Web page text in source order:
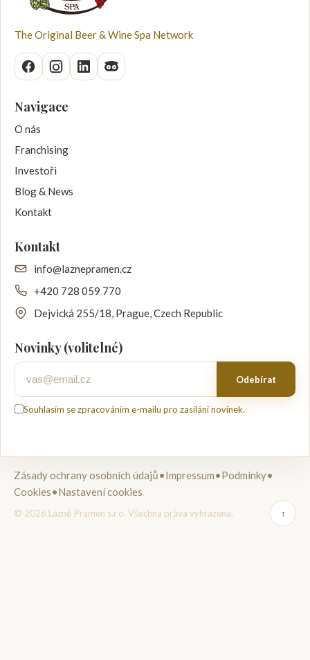
The Original Beer & Wine Spa Network
Navigace
O nás
Franchising
Investoři
Blog & News
Kontakt
Kontakt
info@laznepramen.cz
+420 728 059 770
Dejvická 255/18, Prague, Czech Republic
Novinky (volitelné)
Váš e-mail
Odebírat
Souhlasím se zpracováním e-mailu pro zasílání novinek.
Zásady ochrany osobních údajů•Impressum•Podmínky•
Cookies•Nastavení cookies
© 2026 Lázně Pramen s.r.o. Všechna práva vyhrazena. ↑